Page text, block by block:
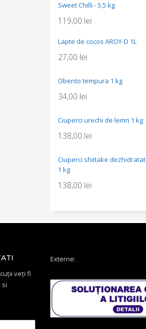
Sweet Chilli - 5,5 kg
119,00 lei
Lapte de cocos AROY-D 1L
27,00 lei
Obento tempura 1 kg
34,00 lei
Ciuperci urechi de lemn 1 kg
138,00 lei
Ciuperci shiitake
1 kg
138,00 lei
veți fi
si
Externe: